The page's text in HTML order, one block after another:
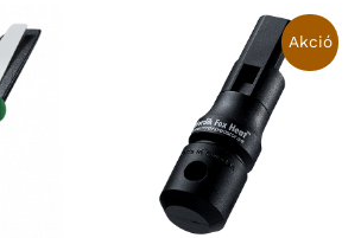
Akció
Original
price
was:
14
388 Ft.
price
is: